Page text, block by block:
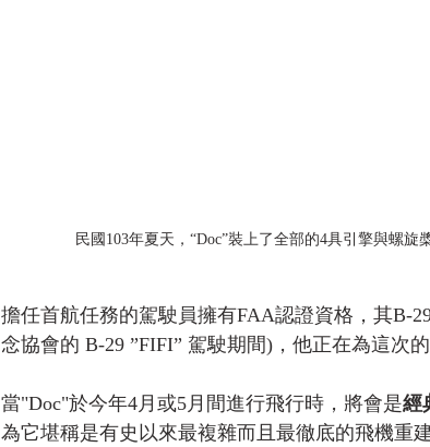
民國103年夏天，“Doc”裝上了全部的4具引擎與螺
擔任首航任務的駕駛員擁有FAA認證資格，其B-
念協會的 B-29 ”FIFI” 駕駛期間)，他正在為這次的
當"Doc"於今年4月或5月間進行飛行時，將會是經
為它堪稱是有史以來最複雜而且最徹底的飛機重